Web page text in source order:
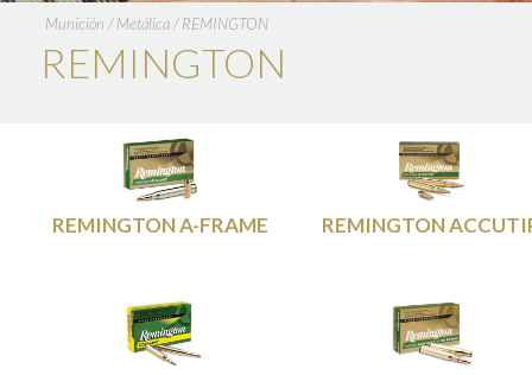
Munición / Metálica/ REMINGTON
REMINGTON
REMINGTON A-FRAME REMINGTON